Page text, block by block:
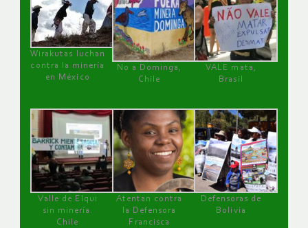
Wirakutas luchan
contra la minería
en México
No a Dominga,
Chile
VALE mata,
Brasil
Valle de Elqui
sin minería.
Chile
Atentan contra
la Defensora
Francisca
Defensoras de
Bolivia